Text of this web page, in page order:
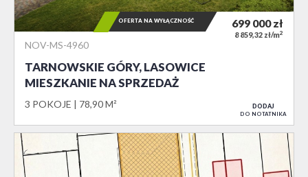
NOV-MS-4960
TARNOWSKIE GÓRY, LASOWICE
MIESZKANIE NA SPRZEDAŻ
3 POKOJE 78,90 M²
699 000zł
8 859,32 zł/m2
OFERTA NA WYŁĄCZNOŚĆ
DODAJ
DO NOTATNIKA